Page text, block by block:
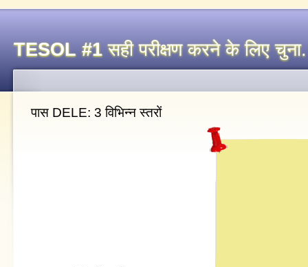
TESOL #1सही परीक्षण करने के लिए
पास DELE: 3 विभिन्न स्तरों